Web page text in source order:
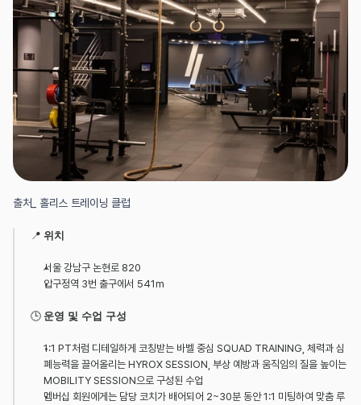
출처_ 홀리스 트레이닝 클럽
📍 위치
서울 강남구 논현로 820
압구정역 3번 출구에서 541m
🕒 운영 및 수업 구성
1:1 PT처럼 디테일하게 코칭받는 바벨 중심 SQUAD TRAINING, 체력과 심
폐능력을 끌어올리는 HYROX SESSION, 부상 예방과 움직임의 질을 높이는
MOBILITY SESSION으로 구성된 수업
멤버십 회원에게는 담당 코치가 배어되어 2~30분 동안 1:1 미팅하여 맞춤 루